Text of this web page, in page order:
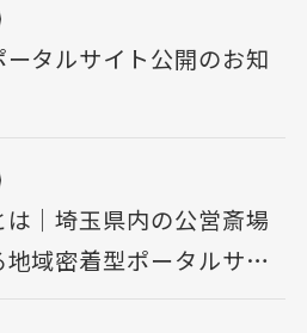
タルサイト公開のお知
｜埼玉県内の公営斎場
域密着型ポータルサイ